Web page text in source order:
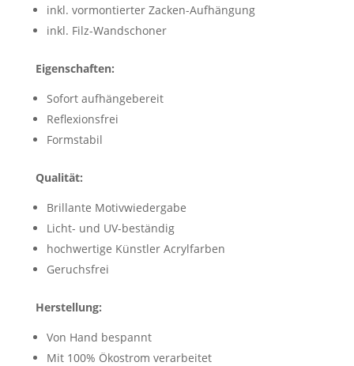
inkl. vormontierter Zacken-Aufhängung
inkl. Filz-Wandschoner
Eigenschaften:
Sofort aufhängebereit
Reflexionsfrei
Formstabil
Qualität:
Brillante Motivwiedergabe
Licht- und UV-beständig
hochwertige Künstler Acrylfarben
Geruchsfrei
Herstellung:
Von Hand bespannt
Mit 100% Ökostrom verarbeitet